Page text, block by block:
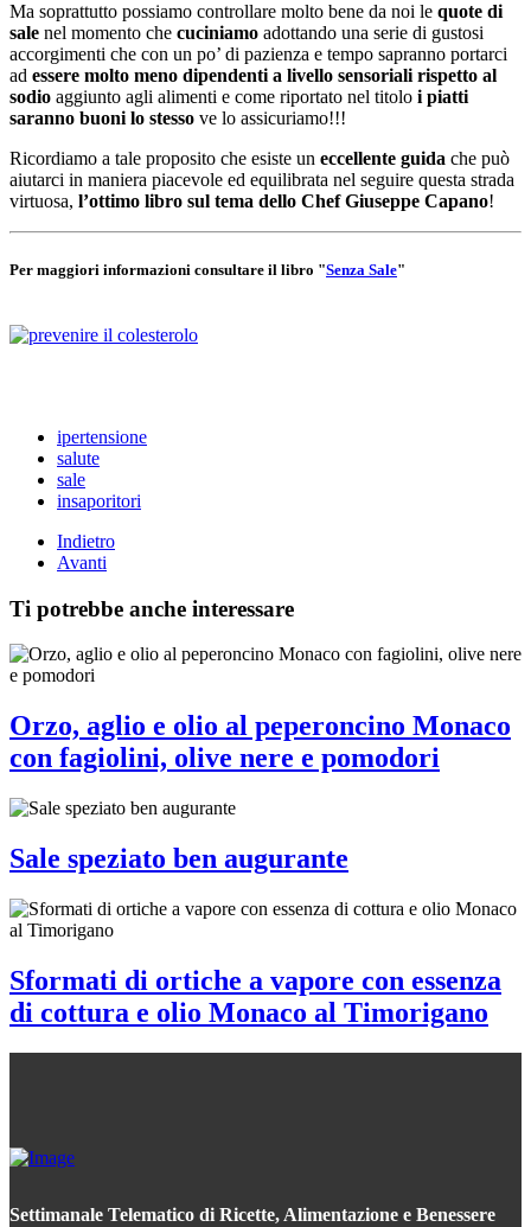
Ma soprattutto possiamo controllare molto bene da noi le quote di
sale nel momento che cuciniamo adottando una serie di gustosi
accorgimenti che con un po’ di pazienza e tempo sapranno portarci
ad essere molto meno dipendenti a livello sensoriali rispetto al
sodio aggiunto agli alimenti e come riportato nel titolo i piatti
saranno buoni lo stesso ve lo assicuriamo!!!
Ricordiamo a tale proposito che esiste un eccellente guida che può
aiutarci in maniera piacevole ed equilibrata nel seguire questa strada
virtuosa, l’ottimo libro sul tema dello Chef Giuseppe Capano!
Per maggiori informazioni consultare il libro "Senza Sale"
ipertensione
salute
sale
insaporitori
Indietro
Avanti
Ti potrebbe anche interessare
Orzo, aglio e olio al peperoncino Monaco
con fagiolini, olive nere e pomodori
Sale speziato ben augurante
Sformati di ortiche a vapore con essenza
di cottura e olio Monaco al Timorigano
Settimanale Telematico di Ricette, Alimentazione e Benessere